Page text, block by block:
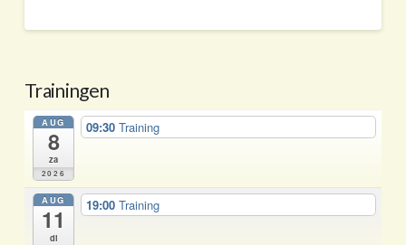
Trainingen
AUG
8
za
2026
09:30Training
AUG
11
di
19:00Training